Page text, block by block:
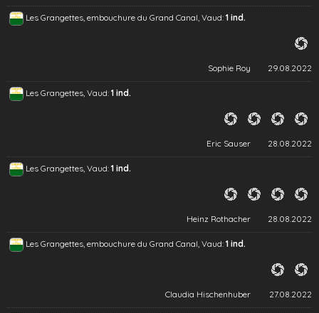
Les Grangettes, embouchure du Grand Canal, Vaud: 1 ind.
Sophie Roy 29.08.2022
Les Grangettes, Vaud: 1 ind.
Eric Sauser 28.08.2022
Les Grangettes, Vaud: 1 ind.
Heinz Rothacher 28.08.2022
Les Grangettes, embouchure du Grand Canal, Vaud: 1 ind.
Claudia Hischenhuber 27.08.2022